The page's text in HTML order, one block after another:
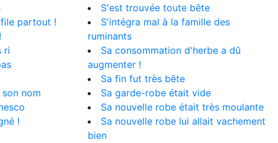
partout !
ri
nom
!
S'est trouvée toute bête
S'intégra mal à la famille des
ruminants
Sa consommation d'herbe a dû
augmenter !
Sa fin fut très bête
Sa garde-robe était vide
Sa nouvelle robe était très moulante
Sa nouvelle robe lui allait vachement
bien